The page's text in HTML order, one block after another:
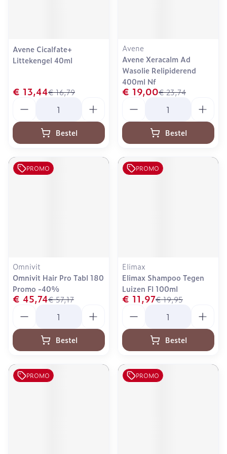
Avene Cicalfate+
Littekengel 40ml
€ 16,79
€ 13,44
Bestel
Avene
Avene Xeracalm Ad
Wasolie Relipiderend
400ml Nf
€ 23,74
€ 19,00
Bestel
PROMO
Omnivit
Omnivit Hair Pro Tabl 180
Promo -40%
€ 57,17
€ 45,74
Bestel
PROMO
Elimax
Elimax Shampoo Tegen
Luizen Fl 100ml
€ 19,95
€ 11,97
Bestel
PROMO PROMO